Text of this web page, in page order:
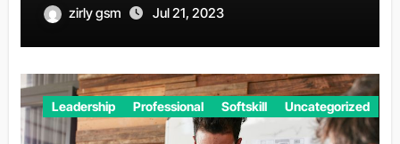
zirly gsm Jul 21, 2023
Leadership Professional Softskill Uncategorized